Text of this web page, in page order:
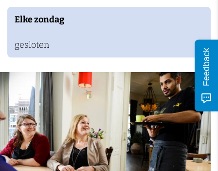
Elke zondag
gesloten
Feedback